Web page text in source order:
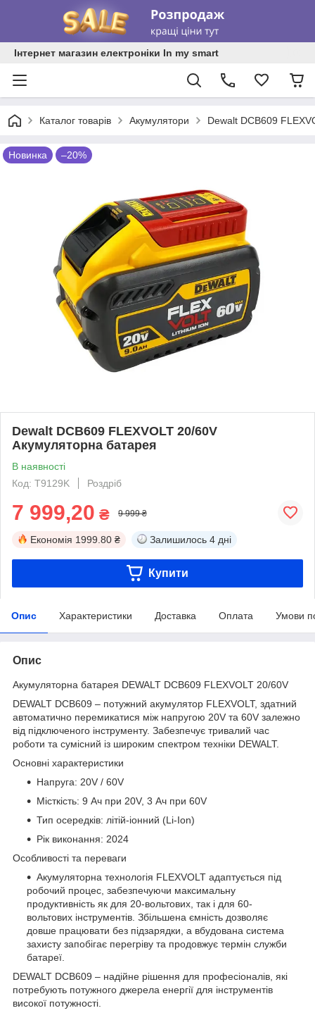
Інтернет магазин електроніки In my smart
Каталог товарів Акумулятори Dewalt DCB609
Новинка –20%
Dewalt DCB609 FLEXVOLT 20/60V
Акумуляторна батарея
В наявності
Код: T9129K
Роздріб
7 999,20 ₴ 9 999 ₴
Економія 1999.80 ₴ Залишилось 4 дні
Купити
Опис Характеристики Доставка Оплата Умови
Опис
Акумуляторна батарея DEWALT DCB609 FLEXVOLT 20/60V
DEWALT DCB609 – потужний акумулятор FLEXVOLT, здатний
автоматично перемикатися між напругою 20V та 60V залежно
від підключеного інструменту. Забезпечує тривалий час
роботи та сумісний із широким спектром техніки DEWALT.
Основні характеристики
Напруга: 20V / 60V
Місткість: 9 Ач при 20V, 3 Ач при 60V
Тип осередків: літій-іонний (Li-Ion)
Рік виконання: 2024
Особливості та переваги
Акумуляторна технологія FLEXVOLT адаптується під
робочий процес, забезпечуючи максимальну
продуктивність як для 20-вольтових, так і для 60-
вольтових інструментів. Збільшена ємність дозволяє
довше працювати без підзарядки, а вбудована система
захисту запобігає перегріву та продовжує термін служби
батареї.
DEWALT DCB609 – надійне рішення для професіоналів, які
потребують потужного джерела енергії для інструментів
високої потужності.